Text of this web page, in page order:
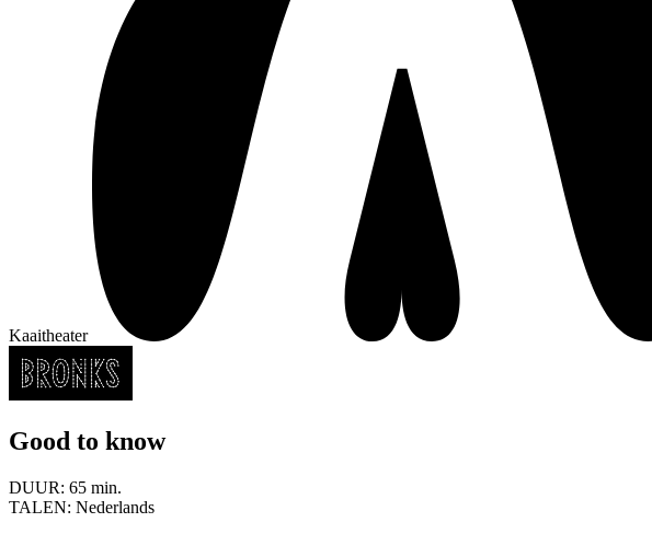
Kaaitheater
Good to know
DUUR: 65 min.
TALEN: Nederlands